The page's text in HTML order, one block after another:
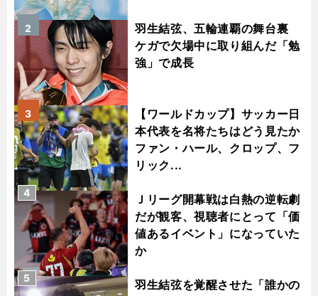
羽生結弦、五輪連覇の舞台裏
ケガで欠場中に取り組んだ「勉
強」で成長
2
【ワールドカップ】サッカー日
本代表を名将たちはどう見たか
ファン・ハール、クロップ、フ
リック...
3
Ｊリーグ開幕戦は白熱の逆転劇
だが観客、視聴者にとって「価
値あるイベント」になっていた
か
4
羽生結弦を覚醒させた「誰かの
5